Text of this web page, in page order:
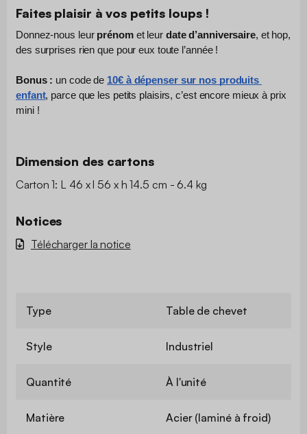
Faites plaisir à vos petits loups !
Donnez-nous leur prénom et leur date d’anniversaire, et hop,
des surprises rien que pour eux toute l’année !
Bonus : un code de 10€ à dépenser sur nos produits
enfant, parce que les petits plaisirs, c’est encore mieux à prix
mini !
Dimension des cartons
Carton 1: L 46 x l 56 x h 14.5 cm - 6.4 kg
Notices
Télécharger la notice
Type Table de chevet
Style Industriel
Quantité À l'unité
Matière Acier (laminé à froid)